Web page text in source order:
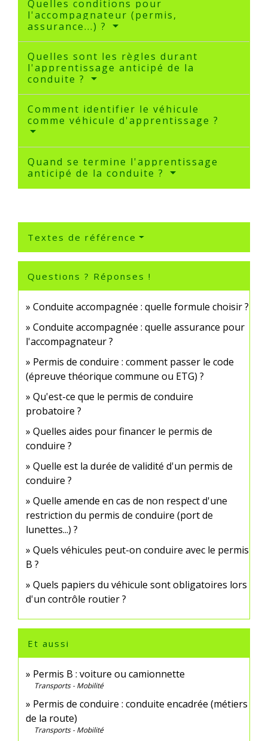
Quelles conditions pour
l'accompagnateur (permis,
assurance...) ?
Quelles sont les règles durant
l'apprentissage anticipé de la
conduite ?
Comment identifier le véhicule
comme véhicule d'apprentissage ?
Quand se termine l'apprentissage
anticipé de la conduite ?
Textes de référence
Questions ? Réponses !
Conduite accompagnée : quelle formule choisir ?
Conduite accompagnée : quelle assurance pour
l'accompagnateur ?
Permis de conduire : comment passer le code
(épreuve théorique commune ou ETG) ?
Qu'est-ce que le permis de conduire
probatoire ?
Quelles aides pour financer le permis de
conduire ?
Quelle est la durée de validité d'un permis de
conduire ?
Quelle amende en cas de non respect d'une
restriction du permis de conduire (port de
lunettes...) ?
Quels véhicules peut-on conduire avec le permis
B ?
Quels papiers du véhicule sont obligatoires lors
d'un contrôle routier ?
Et aussi
Permis B : voiture ou camionnette
Transports - Mobilité
Permis de conduire : conduite encadrée (métiers
de la route)
Transports - Mobilité